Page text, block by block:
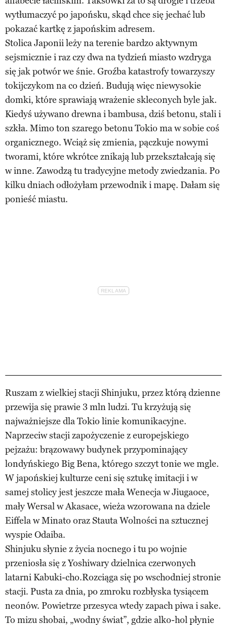
wytłumaczyć po japońsku, skąd chce się jechać lub
pokazać kartkę z japońskim adresem.
Stolica Japonii leży na terenie bardzo aktywnym
sejsmicznie i raz czy dwa na tydzień miasto wzdryga
się jak potwór we śnie. Groźba katastrofy towarzyszy
tokijczykom na co dzień. Budują więc niewysokie
domki, które sprawiają wrażenie skleconych byle jak.
Kiedyś używano drewna i bambusa, dziś betonu, stali i
szkła. Mimo ton szarego betonu Tokio ma w sobie coś
organicznego. Wciąż się zmienia, pączkuje nowymi
tworami, które wkrótce znikają lub przekształcają się
w inne. Zawodzą tu tradycyjne metody zwiedzania. Po
kilku dniach odłożyłam przewodnik i mapę. Dałam się
ponieść miastu.
Ruszam z wielkiej stacji Shinjuku, przez którą dzienne
przewija się prawie 3 mln ludzi. Tu krzyżują się
najważniejsze dla Tokio linie komunikacyjne.
Naprzeciw stacji zapożyczenie z europejskiego
pejzażu: brązowawy budynek przypominający
londyńskiego Big Bena, którego szczyt tonie we mgle.
W japońskiej kulturze ceni się sztukę imitacji i w
samej stolicy jest jeszcze mała Wenecja w Jiugaoce,
mały Wersal w Akasace, wieża wzorowana na dziele
Eiffela w Minato oraz Stauta Wolności na sztucznej
wyspie Odaiba.
Shinjuku słynie z życia nocnego i tu po wojnie
przeniosła się z Yoshiwary dzielnica czerwonych
latarni Kabuki-cho.Rozciąga się po wschodniej stronie
stacji. Pusta za dnia, po zmroku rozbłyska tysiącem
neonów. Powietrze przesyca wtedy zapach piwa i sake.
To mizu shobai, „wodny świat”, gdzie alko-hol płynie